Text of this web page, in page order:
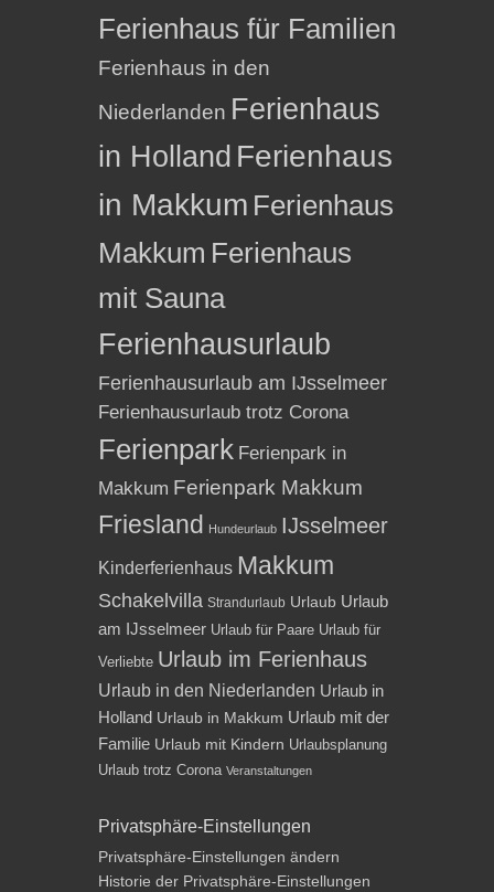
Ferienhaus für Familien
Ferienhaus in den
Niederlanden Ferienhaus
in Holland Ferienhaus
in Makkum Ferienhaus
Makkum Ferienhaus
mit Sauna
Ferienhausurlaub
Ferienhausurlaub am IJsselmeer
Ferienhausurlaub trotz Corona
Ferienpark Ferienpark in
Makkum Ferienpark Makkum
Friesland Hundeurlaub IJsselmeer
Kinderferienhaus Makkum
Schakelvilla Strandurlaub Urlaub Urlaub
am IJsselmeer Urlaub für Paare Urlaub für
Verliebte Urlaub im Ferienhaus
Urlaub in den Niederlanden Urlaub in
Holland Urlaub in Makkum Urlaub mit der
Familie Urlaub mit Kindern Urlaubsplanung
Urlaub trotz Corona Veranstaltungen
Privatsphäre-Einstellungen
Privatsphäre-Einstellungen ändern
Historie der Privatsphäre-Einstellungen